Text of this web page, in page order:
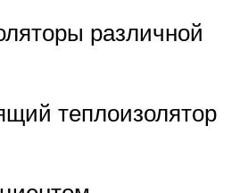
различной
теплоизолятор